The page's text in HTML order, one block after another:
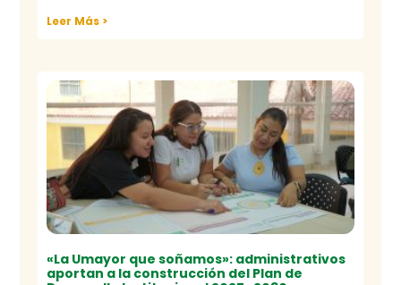
Leer Más >
«La Umayor que soñamos»: administrativos
aportan a la construcción del Plan de